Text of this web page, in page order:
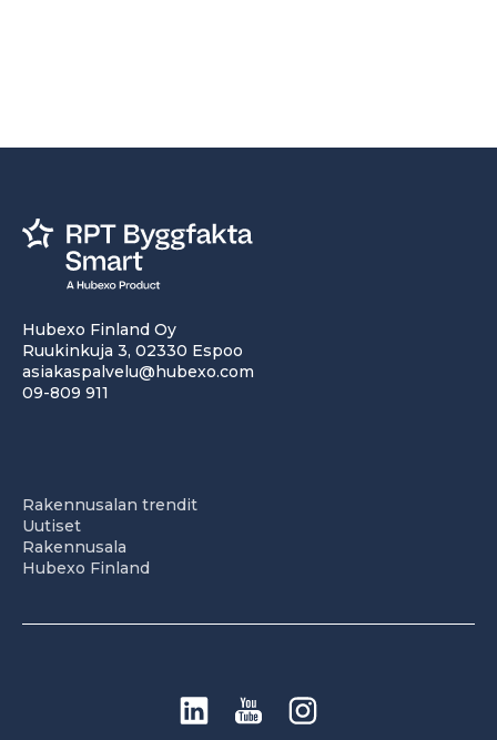
Hubexo Finland Oy
Ruukinkuja 3, 02330 Espoo
asiakaspalvelu@hubexo.com
09-809 911
Rakennusalan trendit
Uutiset
Rakennusala
Hubexo Finland